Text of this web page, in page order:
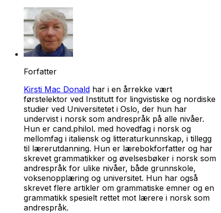
Forfatter
Kirsti Mac Donald har i en årrekke vært
førstelektor ved Institutt for lingvistiske og nordiske
studier ved Universitetet i Oslo, der hun har
undervist i norsk som andrespråk på alle nivåer.
Hun er cand.philol. med hovedfag i norsk og
mellomfag i italiensk og litteraturkunnskap, i tillegg
til lærerutdanning. Hun er lærebokforfatter og har
skrevet grammatikker og øvelsesbøker i norsk som
andrespråk for ulike nivåer, både grunnskole,
voksenopplæring og universitet. Hun har også
skrevet flere artikler om grammatiske emner og en
grammatikk spesielt rettet mot lærere i norsk som
andrespråk.